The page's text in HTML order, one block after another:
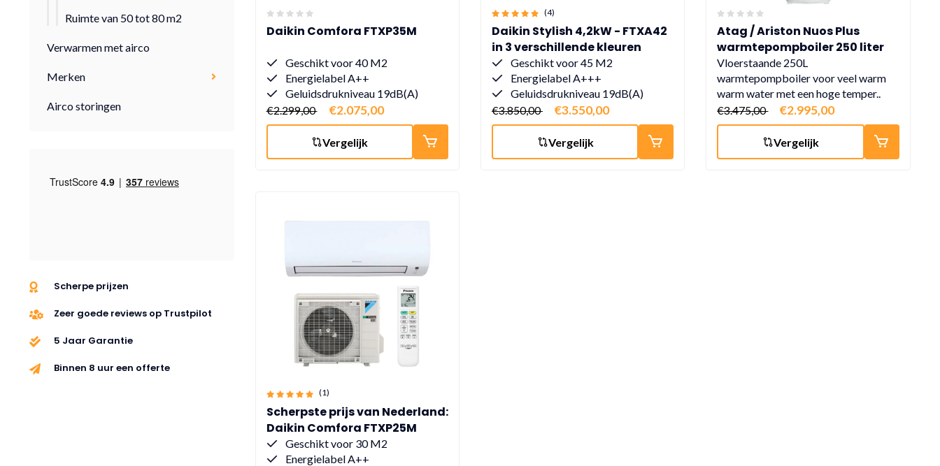
Ruimte van 50 tot 80 m2
Verwarmen met airco
Merken
Airco storingen
Scherpe prijzen
Zeer goede reviews op Trustpilot
5 Jaar Garantie
Binnen 8 uur een offerte
Daikin Comfora FTXP35M
Geschikt voor 40 M2
Energielabel A++
Geluidsdrukniveau 19dB(A)
€2.299,00
€2.075,00
Vergelijk
(4)
Daikin Stylish 4,2kW - FTXA42
in 3 verschillende kleuren
Geschikt voor 45 M2
Energielabel A+++
Geluidsdrukniveau 19dB(A)
€3.850,00
€3.550,00
Vergelijk
Atag / Ariston Nuos Plus
warmtepompboiler 250 liter
warmtepompboiler met wifi
(subsidie € 925,-)
Vloerstaande 250L
warmtepompboiler voor veel warm
warm water met een hoge temper..
€3.475,00
€2.995,00
Vergelijk
(1)
Scherpste prijs van Nederland:
Daikin Comfora FTXP25M
Geschikt voor 30 M2
Energielabel A++